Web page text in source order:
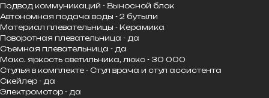
Подвод коммуникаций - Выносной блок
Автономная подача воды - 2 бутыли
Материал плевательницы - Керамика
Поворотная плевательница - да
Съемная плевательница - да
Макс. яркость светильника, люкс - 30 000
Стулья в комплекте - Стул врача и стул ассистента
Скейлер - да
Электромотор - да